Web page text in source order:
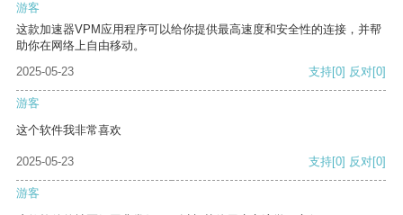
游客
这款加速器VPM应用程序可以给你提供最高速度和安全性的连接，并帮
助你在网络上自由移动。
2025-05-23
支持[0] 反对[0]
游客
这个软件我非常喜欢
2025-05-23 支持[0] 反对[0]
游客